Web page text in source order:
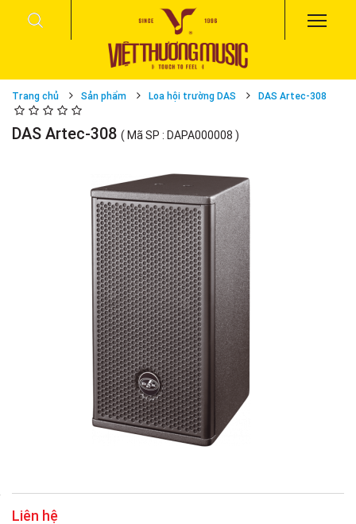
Trang chủ Sản phẩm Loa hội trường DAS DAS Artec-308
DAS Artec-308 ( Mã SP : DAPA000008 )
Liên hệ